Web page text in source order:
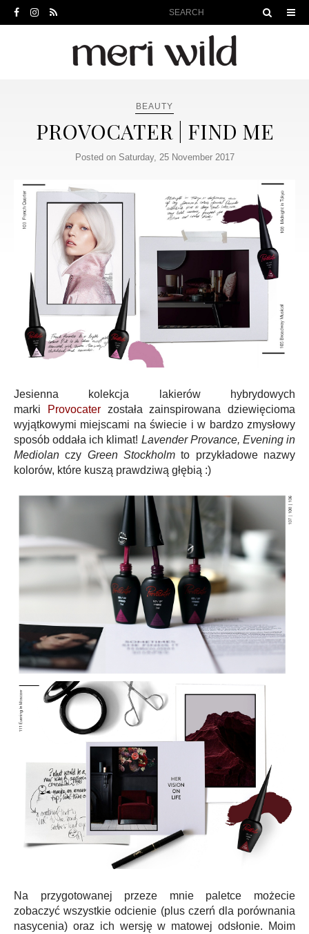
BEAUTY
PROVOCATER | FIND ME
Posted on Saturday, 25 November 2017
Jesienna kolekcja
lakierów hybrydowych
marki
Provocaterzostała zainspirowana dziewięcioma
wyjątkowymi miejscami na świecie i w bardzo zmysłowy
sposób oddała ich klimat! Lavender Provance, Evening in
Mediolan czy Green Stockholm to przykładowe nazwy
kolorów, które kuszą prawdziwą głębią :)
Na przygotowanej przeze mnie paletce możecie
zobaczyć wszystkie odcienie (plus czerń dla porównania
nasycenia) oraz ich wersję w matowej odsłonie. Moim